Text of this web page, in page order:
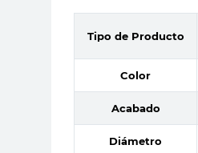
Tipo de Producto
Color
Acabado
Diámetro